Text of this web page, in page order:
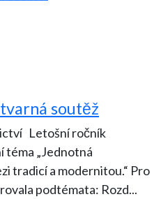
soutěž
téma „Jednotná
tradicí a modernitou.“ Pro
Českou republiku nás inspirovala podtémata: Rozd...